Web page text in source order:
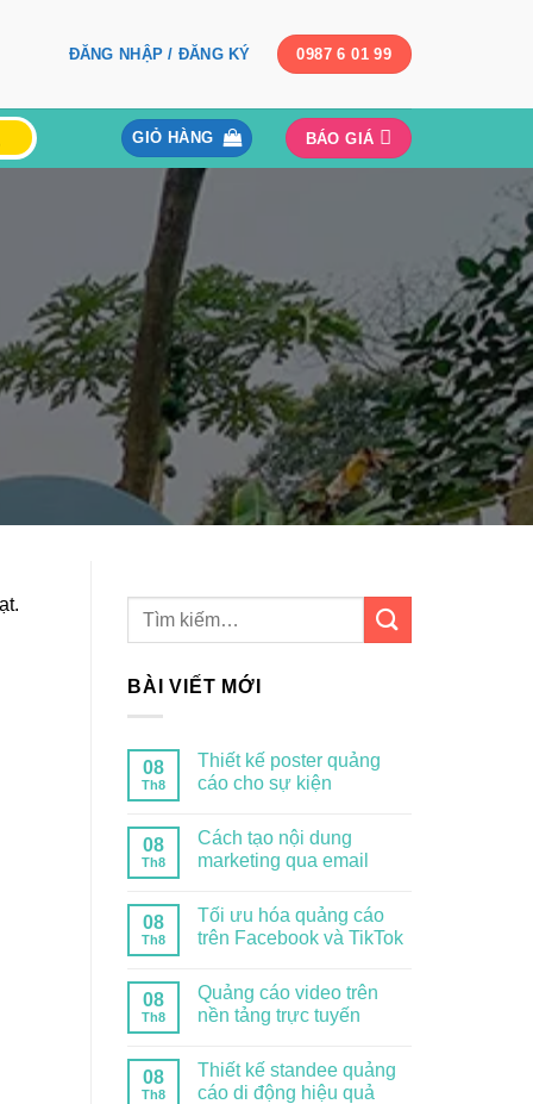
ĐĂNG NHẬP / ĐĂNG KÝ 0987 6 01 99
GIỎ HÀNG BÁO GIÁ
BÀI VIẾT MỚI
08
Th8
Thiết kế poster quảng
cáo cho sự kiện
08
Th8
Cách tạo nội dung
marketing qua email
08
Th8
Tối ưu hóa quảng cáo
trên Facebook và TikTok
08
Th8
Quảng cáo video trên
nền tảng trực tuyến
08
Th8
Thiết kế standee quảng
cáo di động hiệu quả